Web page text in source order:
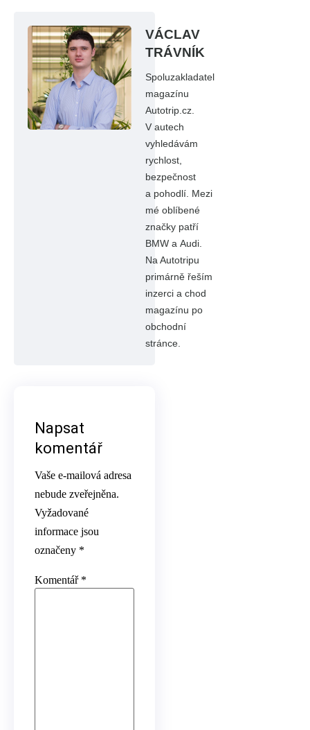
VÁCLAV
TRÁVNÍK
Spoluzakladatel
magazínu
Autotrip.cz.
V autech
vyhledávám
rychlost,
bezpečnost
a pohodlí. Mezi
mé oblíbené
značky patří
BMW a Audi.
Na Autotripu
primárně řeším
inzerci a chod
magazínu po
obchodní
stránce.
Napsat
komentář
Vaše e-mailová adresa
nebude zveřejněna.
Vyžadované
informace jsou
označeny *
Komentář *